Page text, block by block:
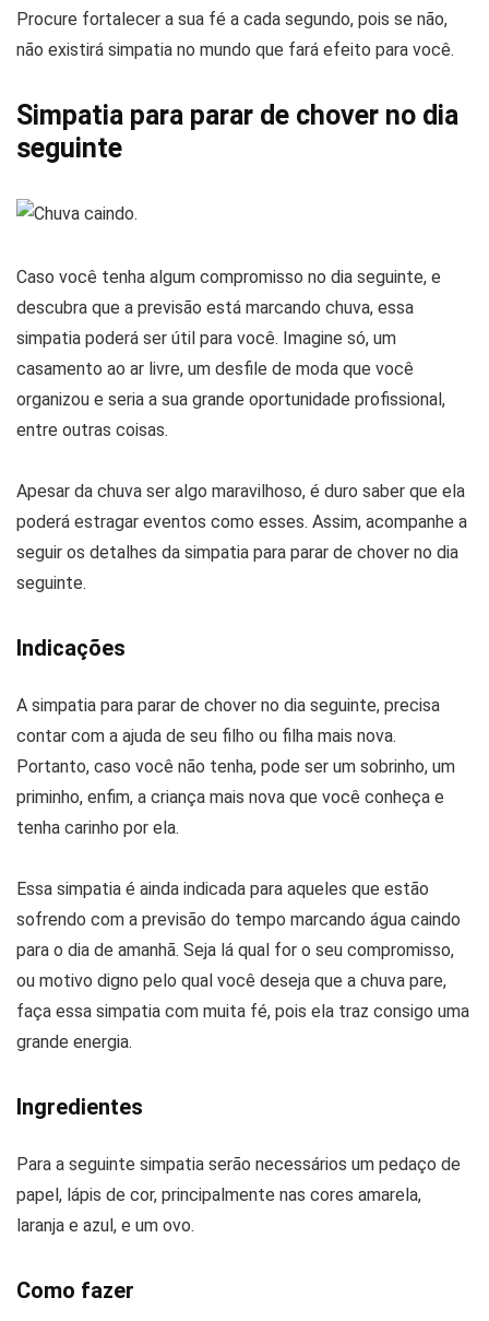
Procure fortalecer a sua fé a cada segundo, pois se não,
não existirá simpatia no mundo que fará efeito para você.
Simpatia para parar de chover no dia
seguinte
Caso você tenha algum compromisso no dia seguinte, e
descubra que a previsão está marcando chuva, essa
simpatia poderá ser útil para você. Imagine só, um
casamento ao ar livre, um desfile de moda que você
organizou e seria a sua grande oportunidade profissional,
entre outras coisas.
Apesar da chuva ser algo maravilhoso, é duro saber que ela
poderá estragar eventos como esses. Assim, acompanhe a
seguir os detalhes da simpatia para parar de chover no dia
seguinte.
Indicações
A simpatia para parar de chover no dia seguinte, precisa
contar com a ajuda de seu filho ou filha mais nova.
Portanto, caso você não tenha, pode ser um sobrinho, um
priminho, enfim, a criança mais nova que você conheça e
tenha carinho por ela.
Essa simpatia é ainda indicada para aqueles que estão
sofrendo com a previsão do tempo marcando água caindo
para o dia de amanhã. Seja lá qual for o seu compromisso,
ou motivo digno pelo qual você deseja que a chuva pare,
faça essa simpatia com muita fé, pois ela traz consigo uma
grande energia.
Ingredientes
Para a seguinte simpatia serão necessários um pedaço de
papel, lápis de cor, principalmente nas cores amarela,
laranja e azul, e um ovo.
Como fazer